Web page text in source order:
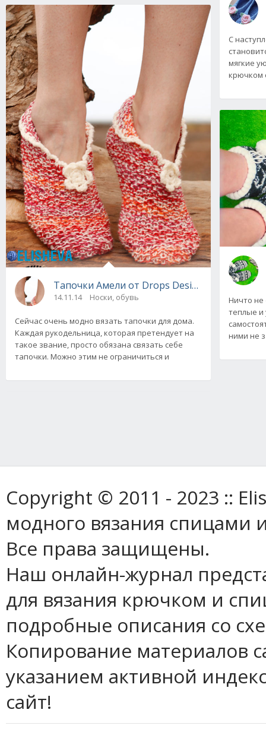
Тапочки Амели от Drops Design, вязаные
14.11.14 Носки, обувь
Сейчас очень модно вязать тапочки для дома.
Каждая рукодельница, которая претендует на
такое звание, просто обязана связать себе
тапочки. Можно этим не ограничиться и
С
мягкие
крючком
Ничто не
теплые и
ними не
Copyright © 2011 - 2023 ::
модного вязания спицами
Все права защищены.
Наш онлайн-журнал
для вязания крючком и
подробные описания со
Копирование материалов
указанием активной
сайт!